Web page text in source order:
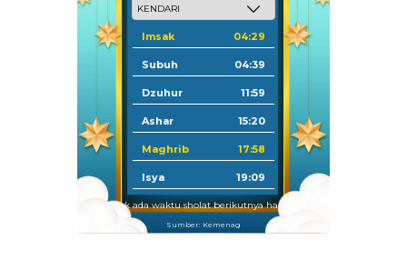
Imsak 04:29
Subuh 04:39
Dzuhur 11:59
Ashar 15:20
Maghrib 17:58
Isya 19:09
Tidak ada waktu sholat berikutnya hari ini.
Sumber: Kemenag